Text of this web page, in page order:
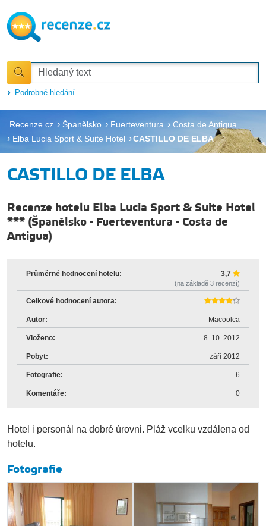
Podrobné hledání
Recenze.cz Španělsko Fuerteventura
Costa de Antigua
Elba Lucia Sport & Suite Hotel
CASTILLO DE ELBA
CASTILLO DE ELBA
Recenze hotelu Elba Lucia Sport & Suite Hotel
*** (Španělsko - Fuerteventura - Costa de
Antigua)
Průměrné hodnocení hotelu: 3,7
(na základě 3 recenzí)
Celkové hodnocení autora:
Autor: Macoolca
Vloženo: 8. 10. 2012
Pobyt: září 2012
Fotografie: 6
Komentáře: 0
Hotel i personál na dobré úrovni. Pláž vcelku vzdálena od
hotelu.
Fotografie